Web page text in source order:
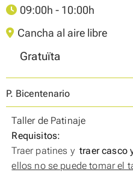
09:00h - 10:00h
Cancha al aire libre
Gratuïta
Taller de Patinaje
Requisitos:
Traer patines ytraer casco
ellos no se puede tomar el
P. Bicentenario